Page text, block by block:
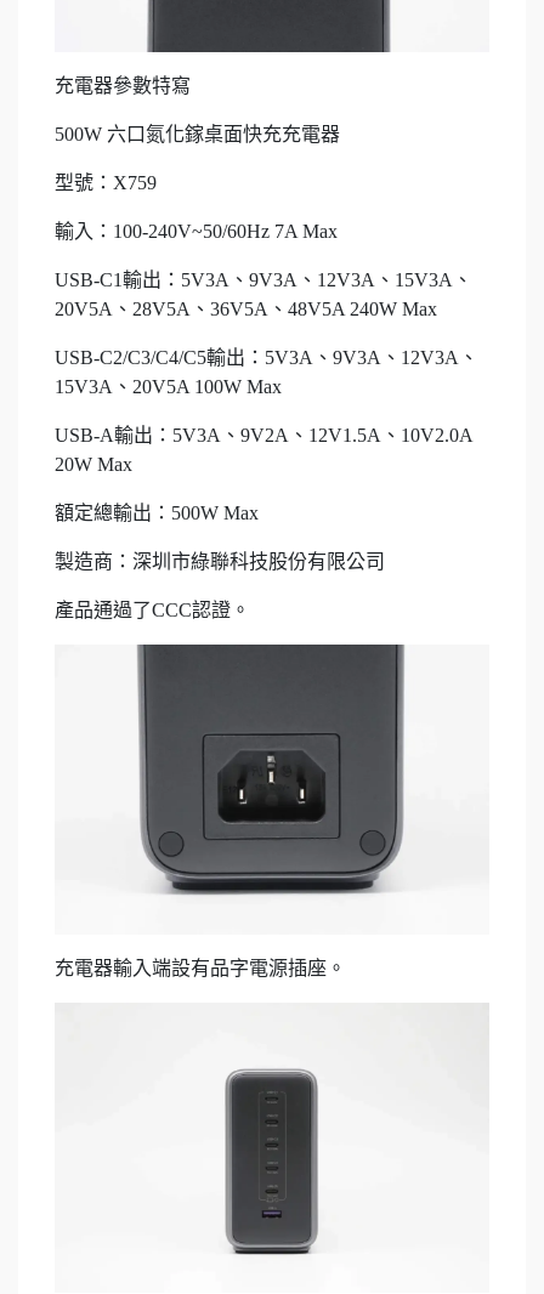
充電器參數特寫
500W 六口氮化鎵桌面快充充電器
型號：X759
輸入：100-240V~50/60Hz 7A Max
USB-C1輸出：5V3A、9V3A、12V3A、15V3A、
20V5A、28V5A、36V5A、48V5A 240W Max
USB-C2/C3/C4/C5輸出：5V3A、9V3A、12V3A、
15V3A、20V5A 100W Max
USB-A輸出：5V3A、9V2A、12V1.5A、10V2.0A
20W Max
額定總輸出：500W Max
製造商：深圳市綠聯科技股份有限公司
產品通過了CCC認證。
充電器輸入端設有品字電源插座。